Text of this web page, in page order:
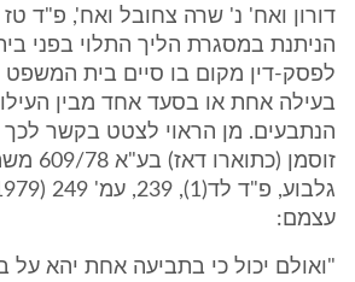
דורון ואח' נ' שרה צחובל ואח', פ"ד
הניתנת במסגרת הליך התלוי בפני
לפסק-דין מקום בו סיים בית המשפט
בעילה אחת או בסעד אחד מבין
הנתבעים. מן הראוי לצטט בקשר
זוסמן
עצמם:
"ואולם יכול כי בתביעה אחת יהא